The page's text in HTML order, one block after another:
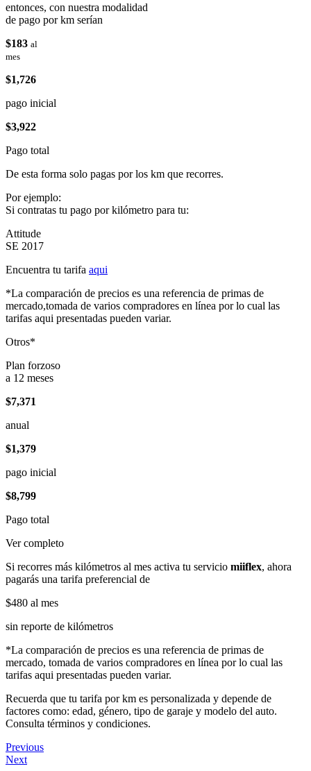
entonces, con nuestra modalidad
de pago por km serían
$183 al
mes
$1,726
pago inicial
$3,922
Pago total
De esta forma solo pagas por los km que recorres.
Por ejemplo:
Si contratas tu pago por kilómetro para tu:
Attitude
SE 2017
Encuentra tu tarifa aqui
*La comparación de precios es una referencia de primas de
mercado,tomada de varios compradores en línea por lo cual las
tarifas aqui presentadas pueden variar.
Otros*
Plan forzoso
a 12 meses
$7,371
anual
$1,379
pago inicial
$8,799
Pago total
Ver completo
Si recorres más kilómetros al mes activa tu servicio miiflex, ahora
pagarás una tarifa preferencial de
$480 al mes
sin reporte de kilómetros
*La comparación de precios es una referencia de primas de
mercado, tomada de varios compradores en línea por lo cual las
tarifas aqui presentadas pueden variar.
Recuerda que tu tarifa por km es personalizada y depende de
factores como: edad, género, tipo de garaje y modelo del auto.
Consulta términos y condiciones.
Previous
Next